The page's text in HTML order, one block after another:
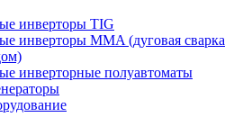
инверторы TIG
инверторы MMA (дуговая сварка
инверторные полуавтоматы